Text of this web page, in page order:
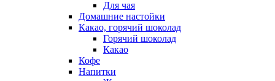
Для чая
Домашние настойки
Какао, горячий шоколад
Горячий шоколад
Какао
Кофе
Напитки